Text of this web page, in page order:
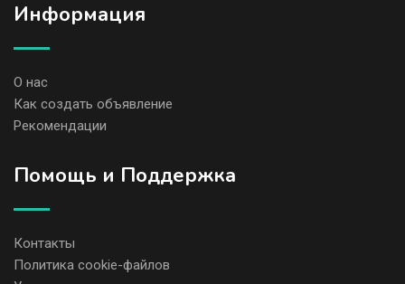
Информация
О нас
Как создать объявление
Рекомендации
Помощь и Поддержка
Контакты
Политика cookie-файлов